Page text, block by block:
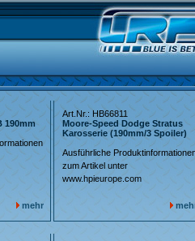
190mm
mehr
Art.Nr.: HB66811
Moore-Speed Dodge Stratus
Karosserie (190mm/3 Spoiler)
Ausführliche
zum Artikel unter
www.hpieurope.com